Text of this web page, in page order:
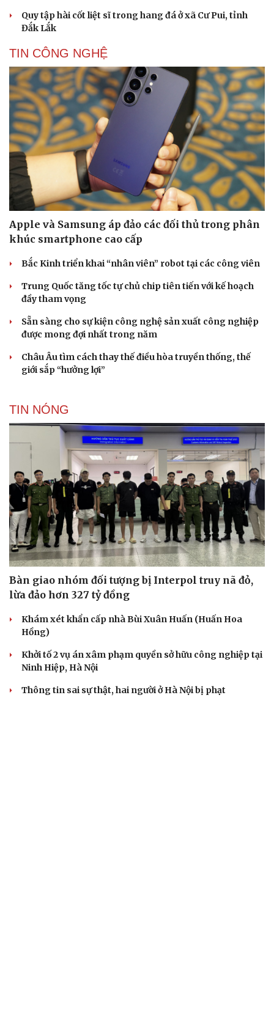
Quy tập hài cốt liệt sĩ trong hang đá ở xã Cư Pui, tỉnh
Đắk Lắk
TIN CÔNG NGHỆ
Apple và Samsung áp đảo các đối thủ trong phân
khúc smartphone cao cấp
Bắc Kinh triển khai “nhân viên” robot tại các công viên
Trung Quốc tăng tốc tự chủ chip tiên tiến với kế hoạch
đầy tham vọng
Sẵn sàng cho sự kiện công nghệ sản xuất công nghiệp
được mong đợi nhất trong năm
Châu Âu tìm cách thay thế điều hòa truyền thống, thế
giới sắp “hưởng lợi”
TIN NÓNG
Bàn giao nhóm đối tượng bị Interpol truy nã đỏ,
lừa đảo hơn 327 tỷ đồng
Khám xét khẩn cấp nhà Bùi Xuân Huấn (Huấn Hoa
Hồng)
Khởi tố 2 vụ án xâm phạm quyền sở hữu công nghiệp tại
Ninh Hiệp, Hà Nội
Thông tin sai sự thật, hai người ở Hà Nội bị phạt